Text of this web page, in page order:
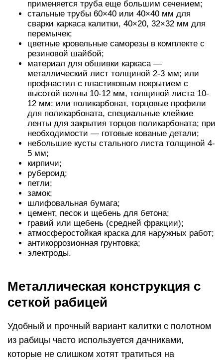
применяется труба еще большим сечением;
стальные трубы 60×40 или 40×40 мм для
сварки каркаса калитки, 40×20, 32×32 мм для
перемычек;
цветные кровельные саморезы в комплекте с
резиновой шайбой;
материал для обшивки каркаса —
металлический лист толщиной 2-3 мм; или
профнастил с пластиковым покрытием с
высотой волны 10-12 мм, толщиной листа 10-
12 мм; или поликарбонат, торцовые профили
для поликарбоната, специальные клейкие
ленты для закрытия торцов поликарбоната; при
необходимости — готовые кованые детали;
небольшие кусты стального листа толщиной 4-
5 мм;
кирпичи;
рубероид;
петли;
замок;
шлифовальная бумага;
цемент, песок и щебень для бетона;
гравий или щебень (средней фракции);
атмосферостойкая краска для наружных работ;
антикоррозионная грунтовка;
электроды.
Металлическая конструкция с
сеткой рабицей
Удобный и прочный вариант калитки с полотном
из рабицы часто используется дачниками,
которые не слишком хотят тратиться на